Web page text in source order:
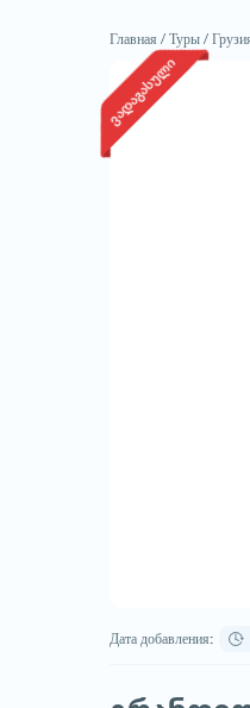
Главная / Туры /
ვადაგასული
Дата добавления: